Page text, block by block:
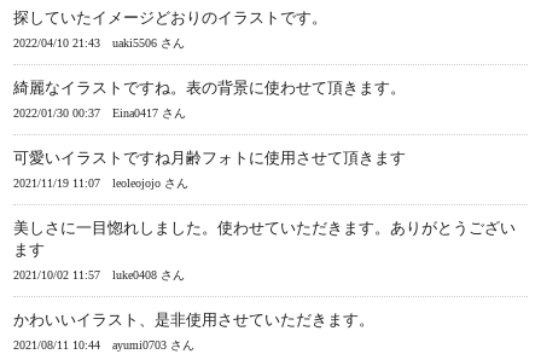
探していたイメージどおりのイラストです。
2022/04/10 21:43 uaki5506 さん
綺麗なイラストですね。表の背景に使わせて頂きます。
2022/01/30 00:37 Eina0417 さん
可愛いイラストですね月齢フォトに使用させて頂きます
2021/11/19 11:07 leoleojojo さん
美しさに一目惚れしました。使わせていただきます。ありがとうござい
ます
2021/10/02 11:57 luke0408 さん
かわいいイラスト、是非使用させていただきます。
2021/08/11 10:44 ayumi0703 さん